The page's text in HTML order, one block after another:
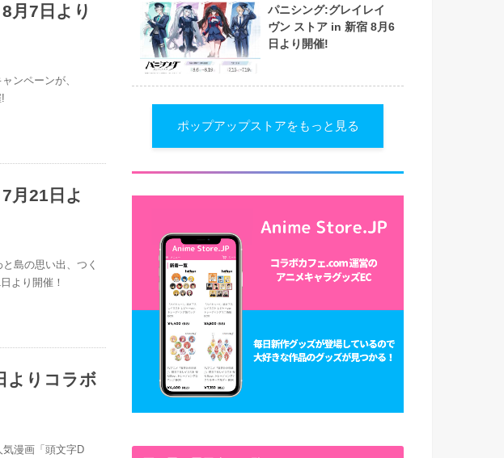
月7日より
ンペーンが、
月21日よ
島の思い出、つく
より開催！
よりコラボ
漫画「頭文字D
パニシング:グレイレイ
ヴン ストア in 新宿 8月6
日より開催!
ポップアップストアをもっと見る